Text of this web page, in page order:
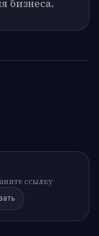
бизнеса.
ссылку
с нами
способ связи